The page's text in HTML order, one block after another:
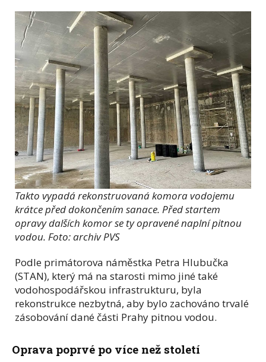
Takto vypadá rekonstruovaná komora vodojemu
krátce před dokončením sanace. Před startem
opravy dalších komor se ty opravené naplní pitnou
vodou. Foto: archiv PVS
Podle primátorova náměstka Petra Hlubučka
(STAN), který má na starosti mimo jiné také
vodohospodářskou infrastrukturu, byla
rekonstrukce nezbytná, aby bylo zachováno trvalé
zásobování dané části Prahy pitnou vodou.
Oprava poprvé po více než století